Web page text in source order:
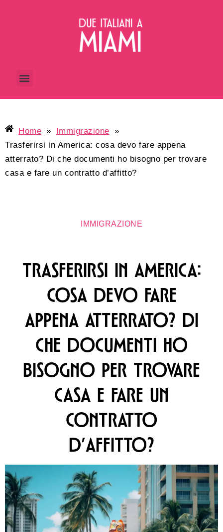
Home » Immigrazione »
Trasferirsi in America: cosa devo fare appena
atterrato? Di che documenti ho bisogno per trovare
casa e fare un contratto d’affitto?
IMMIGRAZIONE
TRASFERIRSI IN AMERICA:
COSA DEVO FARE
APPENA ATTERRATO? DI
CHE DOCUMENTI HO
BISOGNO PER TROVARE
CASA E FARE UN
CONTRATTO
D’AFFITTO?